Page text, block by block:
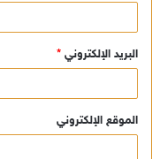
البريد الإلكتروني *
الموقع الإلكتروني